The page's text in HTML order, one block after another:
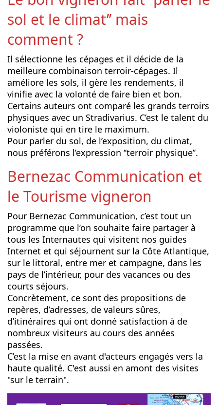
sol et le climat’’ mais
comment ?
Il sélectionne les cépages et il décide de la
meilleure combinaison terroir-cépages. Il
améliore les sols, il gère les rendements, il
vinifie avec la volonté de faire bien et bon.
Certains auteurs ont comparé les grands terroirs
physiques avec un Stradivarius. C’est le talent du
violoniste qui en tire le maximum.
Pour parler du sol, de l’exposition, du climat,
nous préférons l’expression ‘’terroir physique’’.
Bernezac Communication et
le Tourisme vigneron
Pour Bernezac Communication, c’est tout un
programme que l’on souhaite faire partager à
tous les Internautes qui visitent nos guides
Internet et qui séjournent sur la Côte Atlantique,
sur le littoral, entre mer et campagne, dans les
pays de l’intérieur, pour des vacances ou des
courts séjours.
Concrètement, ce sont des propositions de
repères, d’adresses, de valeurs sûres,
d’itinéraires qui ont donné satisfaction à de
nombreux visiteurs au cours des années
passées.
C’est la mise en avant d'acteurs engagés vers la
haute qualité. C'est aussi en amont des visites
"sur le terrain".